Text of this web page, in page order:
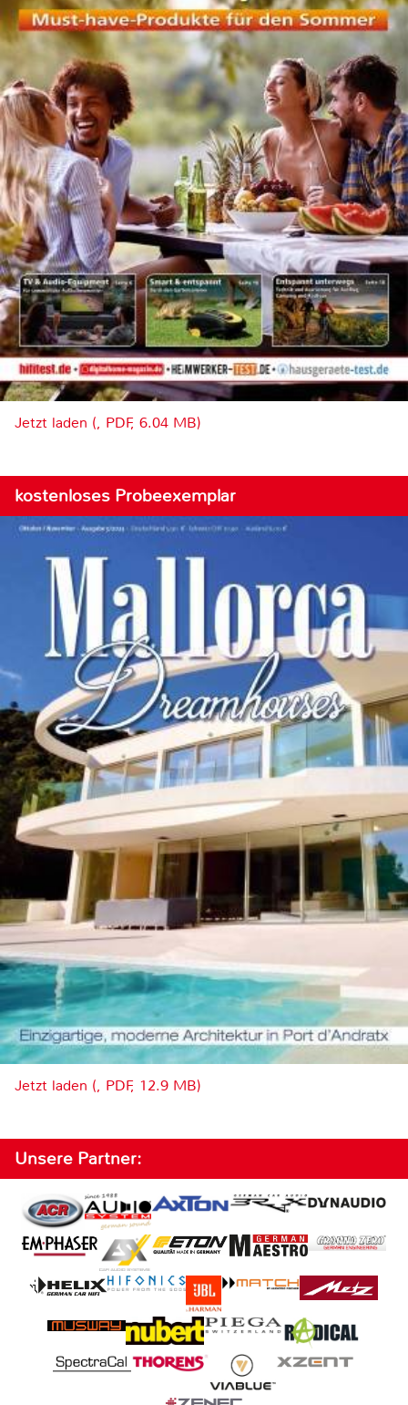
Jetzt laden (, PDF, 6.04 MB)
kostenloses Probeexemplar
Jetzt laden (, PDF, 12.9 MB)
Unsere Partner: